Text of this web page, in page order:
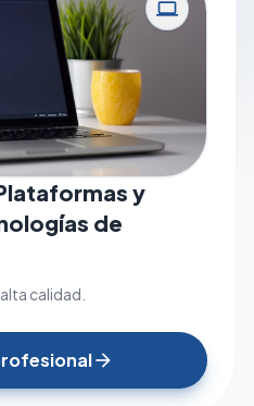
computer
y
de
calidad.
arrow_forward